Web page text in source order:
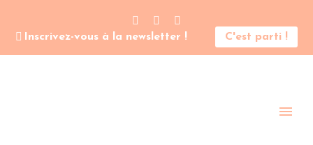
Inscrivez-vous à la newsletter ! C'est parti !